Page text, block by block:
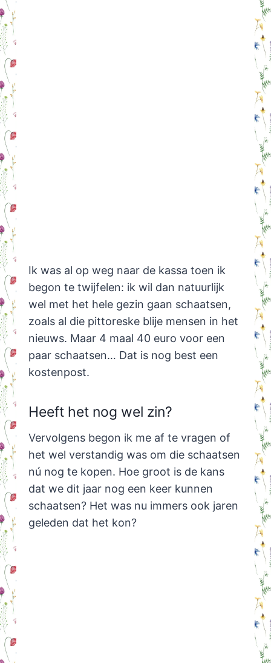
Ik was al op weg naar de kassa toen ik
begon te twijfelen: ik wil dan natuurlijk
wel met het hele gezin gaan schaatsen,
zoals al die pittoreske blije mensen in het
nieuws. Maar 4 maal 40 euro voor een
paar schaatsen… Dat is nog best een
kostenpost.
Heeft het nog wel zin?
Vervolgens begon ik me af te vragen of
het wel verstandig was om die schaatsen
nú nog te kopen. Hoe groot is de kans
dat we dit jaar nog een keer kunnen
schaatsen? Het was nu immers ook jaren
geleden dat het kon?